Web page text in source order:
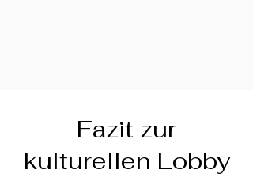
Fazit zur
kulturellen Lobby